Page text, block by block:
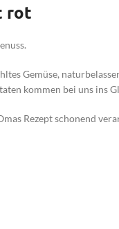
rot
Gemüse,
kommen bei uns ins
Rezept schonend